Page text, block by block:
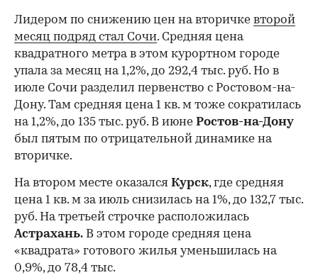
Лидером по снижению цен на вторичке второй
месяц подряд стал Сочи. Средняя цена
квадратного метра в этом курортном городе
упала за месяц на 1,2%, до 292,4 тыс. руб. Но в
июле Сочи разделил первенство с Ростовом-на-
Дону. Там средняя цена 1 кв. м тоже сократилась
на 1,2%, до 135 тыс. руб. В июне Ростов-на-Дону
был пятым по отрицательной динамике на
вторичке.
На втором месте оказался Курск, где средняя
цена 1 кв. м за июль снизилась на 1%, до 132,7 тыс.
руб. На третьей строчке расположилась
Астрахань. В этом городе средняя цена
«квадрата» готового жилья уменьшилась на
0,9%, до 78,4 тыс.